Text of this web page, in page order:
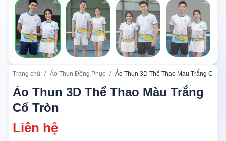
Trang chủ / Áo Thun Đồng Phục / Áo Thun 3D Thể Thao Màu Trắng Cổ
Áo Thun 3D Thể Thao Màu Trắng
Cổ Tròn
Liên hệ